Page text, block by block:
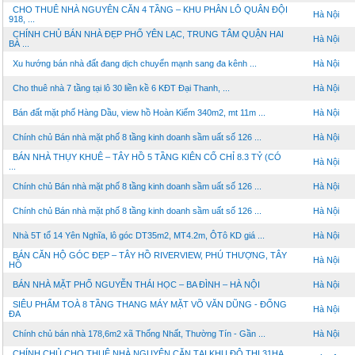
CHO THUÊ NHÀ NGUYÊN CĂN 4 TẦNG – KHU PHÂN LÔ QUÂN ĐỘI
918, ...
Hà Nội
CHÍNH CHỦ BÁN NHÀ ĐẸP PHỐ YÊN LẠC, TRUNG TÂM QUẬN HAI
BÀ ...
Hà Nội
Xu hướng bán nhà đất đang dịch chuyển mạnh sang đa kênh ... Hà Nội
Cho thuê nhà 7 tầng tại lô 30 liền kề 6 KĐT Đại Thanh, ... Hà Nội
Bán đất mặt phố Hàng Dầu, view hồ Hoàn Kiếm 340m2, mt 11m ... Hà Nội
Chính chủ Bán nhà mặt phố 8 tầng kinh doanh sầm uất số 126 ... Hà Nội
BÁN NHÀ THỤY KHUÊ – TÂY HỒ 5 TẦNG KIÊN CỐ CHỈ 8.3 TỶ (CÓ
Hà Nội
Chính chủ Bán nhà mặt phố 8 tầng kinh doanh sầm uất số 126 ... Hà Nội
Chính chủ Bán nhà mặt phố 8 tầng kinh doanh sầm uất số 126 ... Hà Nội
Nhà 5T tổ 14 Yên Nghĩa, lô góc DT35m2, MT4.2m, ÔTô KD giá ... Hà Nội
BÁN CĂN HỘ GÓC ĐẸP – TÂY HỒ RIVERVIEW, PHÚ THƯỢNG, TÂY
HỒ
Hà Nội
BÁN NHÀ MẶT PHỐ NGUYỄN THÁI HỌC – BA ĐÌNH – HÀ NỘI Hà Nội
SIÊU PHẨM TOÀ 8 TẦNG THANG MÁY MẶT VÕ VĂN DŨNG - ĐỐNG
ĐA
Hà Nội
Chính chủ bán nhà 178,6m2 xã Thống Nhất, Thường Tín - Gần ... Hà Nội